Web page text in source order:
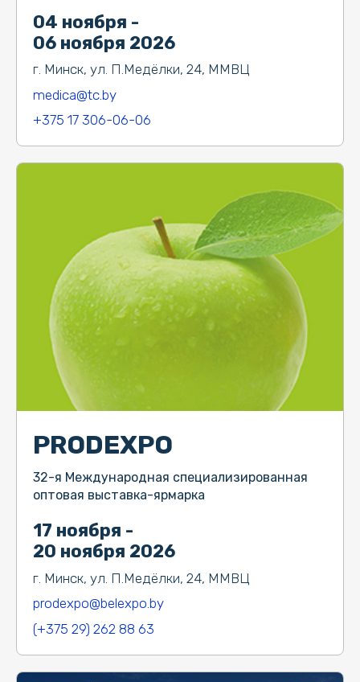
04 ноября -
06 ноября 2026
г. Минск, ул. П.Медёлки, 24, ММВЦ
medica@tc.by
+375 17 306-06-06
17 ноября -
20 ноября 2026
г. Минск, ул. П.Медёлки, 24, ММВЦ
prodexpo@belexpo.by
(+375 29) 262 88 63
PRODEXPO
32-я Международная специализированная
оптовая выставка-ярмарка